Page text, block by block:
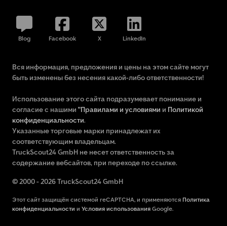
Blog Facebook X LinkedIn
Вся информация, предложения и цены на этом сайте могут
быть изменены без несения какой-либо ответственности!
Использование этого сайта подразумевает понимание и
согласие с нашими "Правилами и условиями и Политикой
конфиденциальности.
Указанные торговые марки принадлежат их
соответствующим владельцам.
TruckScout24 GmbH не несет ответственность за
содержание вебсайтов, при переходе по ссылке.
© 2000 - 2026 TruckScout24 GmbH
Этот сайт защищён системой reCAPTCHA, и применяются Политика
конфиденциальности и Условия использования Google.